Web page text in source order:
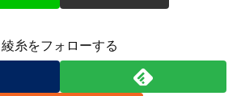
綾糸をフォローする